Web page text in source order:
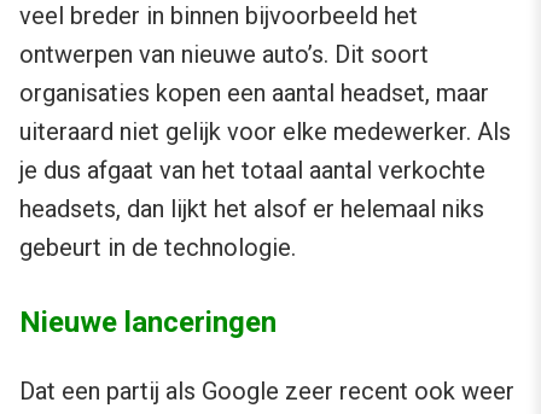
veel breder in binnen bijvoorbeeld het
ontwerpen van nieuwe auto’s. Dit soort
organisaties kopen een aantal headset, maar
uiteraard niet gelijk voor elke medewerker. Als
je dus afgaat van het totaal aantal verkochte
headsets, dan lijkt het alsof er helemaal niks
gebeurt in de technologie.
Nieuwe lanceringen
Dat een partij als Google zeer recent ook weer